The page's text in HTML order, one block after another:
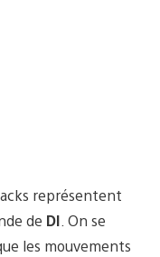
représentent
de DI. On se
les mouvements